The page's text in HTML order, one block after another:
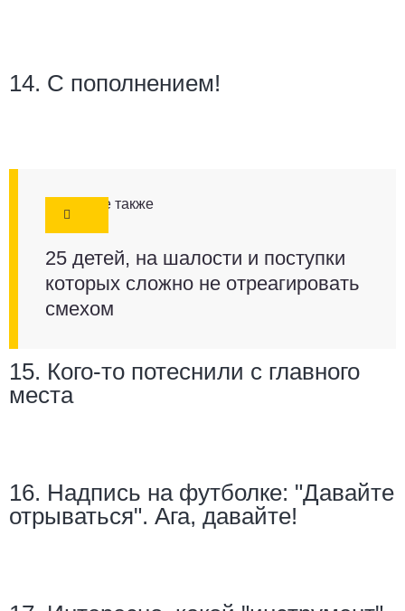
14. С пополнением!
Смотрите также
25 детей, на шалости и поступки
которых сложно не отреагировать
смехом
15. Кого-то потеснили с главного
места
16. Надпись на футболке: "Давайте
отрываться". Ага, давайте!